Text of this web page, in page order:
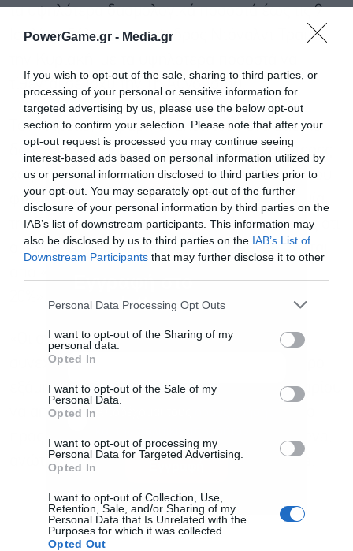
PowerGame.gr - Media.gr
If you wish to opt-out of the sale, sharing to third parties, or
processing of your personal or sensitive information for
targeted advertising by us, please use the below opt-out
section to confirm your selection. Please note that after your
opt-out request is processed you may continue seeing
interest-based ads based on personal information utilized by
us or personal information disclosed to third parties prior to
your opt-out. You may separately opt-out of the further
disclosure of your personal information by third parties on the
IAB’s list of downstream participants. This information may
also be disclosed by us to third parties on the IAB’s List of
Downstream Participants that may further disclose it to other
Personal Data Processing Opt Outs
I want to opt-out of the Sharing of my
personal data.
Opted In
I want to opt-out of the Sale of my
Personal Data.
Opted In
I want to opt-out of processing my
Personal Data for Targeted Advertising.
Opted In
I want to opt-out of Collection, Use,
Retention, Sale, and/or Sharing of my
Personal Data that Is Unrelated with the
Purposes for which it was collected.
Opted Out
τα υψηλότερα δασμολογικά ποσοστά έως τις 9
Ιουλίου, δήλωσε ο πρόεδρος Ντόναλντ Τραμπ
τίθενται σε ισχύ την 1η Αυγούστου.
Τον Απρίλιο, ο Τραμπ ανακοίνωσε ένα βασικό
δασμολογικό ποσοστό 10% για τις περισσότερες
χώρες και υψηλότερα «αμοιβαία» ποσοστά που
φτάνουν έως και το 50%, με αρχική προθεσμία
την Τετάρτη. Ωστόσο, ο Τραμπ δήλωσε επίσης ότι
οι επιβαρύνσεις θα μπορούσαν να κυμαίνονται
20%», θολώνοντας περαιτέρω την εικόνα.
«Οι ανησυχίες για τους δασμούς του Τραμπ
συνεχίζουν να είναι το ευρύ θέμα στο δεύτερο
εξάμηνο του 2025, με την αδυναμία του δολαρίου
να αποτελεί τη μόνη στήριξη για το πετρέλαιο
προς το παρόν», δήλωσε η Priyanka Sachdeva,
ανώτερη αναλύτρια αγοράς στη Phillip Nova.
Εγγραφή στο
newsletter
Αποδέχομαι τους